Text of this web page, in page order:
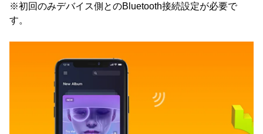
※初回のみデバイス側とのBluetooth接続設定が必要で
す。